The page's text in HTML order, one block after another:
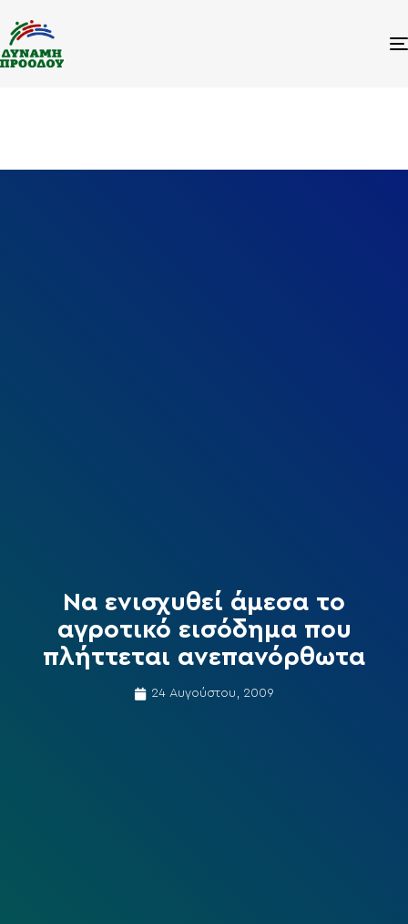
Να ενισχυθεί άμεσα το
αγροτικό εισόδημα που
πλήττεται ανεπανόρθωτα
24 Αυγούστου, 2009